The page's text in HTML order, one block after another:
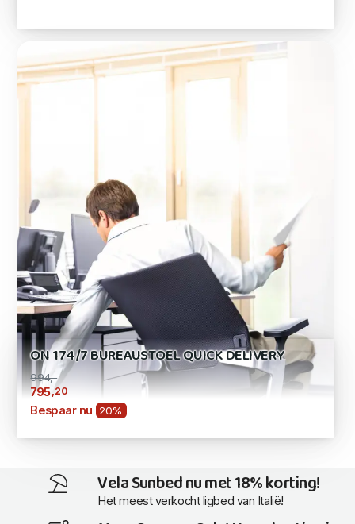
ON 174/7 BUREAUSTOEL QUICK DELIVERY
994,-
795 ,20
Bespaar nu 20%
Vela Sunbed nu met 18% korting!
Het meest verkocht ligbed van Italië!